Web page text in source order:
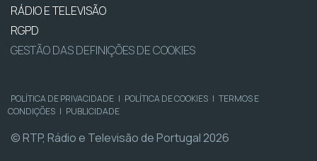
RÁDIO E TELEVISÃO
RGPD
GESTÃO DAS DEFINIÇÕES DE COOKIES
POLÍTICA DE PRIVACIDADE | POLÍTICA DE COOKIES | TERMOS E
CONDIÇÕES | PUBLICIDADE
© RTP, Rádio e Televisão de Portugal 2026